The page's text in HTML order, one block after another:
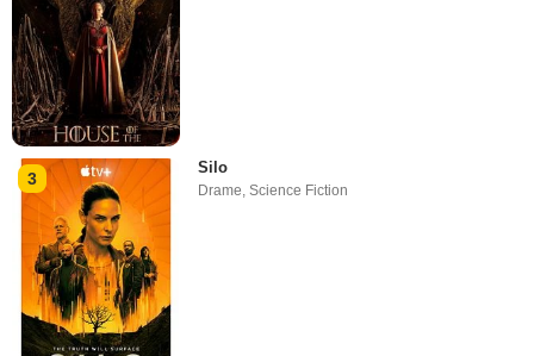
3
Silo
Drame,Science Fiction